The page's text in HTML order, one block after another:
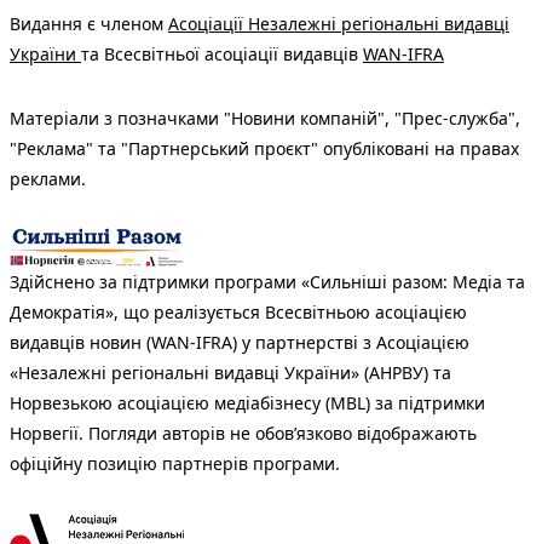
Видання є членом Асоціації Незалежні регіональні видавці
України та Всесвітньої асоціації видавців WAN-IFRA
Матеріали з позначками "Новини компаній", "Прес-служба",
"Реклама" та "Партнерський проєкт" опубліковані на правах
реклами.
Здійснено за підтримки програми «Сильніші разом: Медіа та
Демократія», що реалізується Всесвітньою асоціацією
видавців новин (WAN-IFRA) у партнерстві з Асоціацією
«Незалежні регіональні видавці України» (АНРВУ) та
Норвезькою асоціацією медіабізнесу (MBL) за підтримки
Норвегії. Погляди авторів не обов’язково відображають
офіційну позицію партнерів програми.